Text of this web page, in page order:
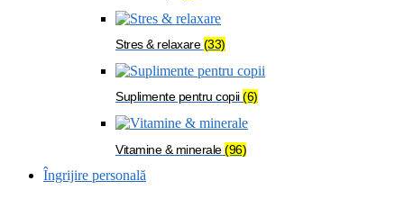
Stres & relaxare(33)
Suplimente pentru copii(6)
Vitamine & minerale(96)
Îngrijire personală